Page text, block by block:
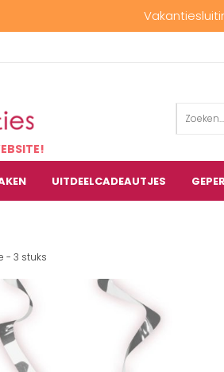
UITDEELCADEAUTJES
- 3 stuks